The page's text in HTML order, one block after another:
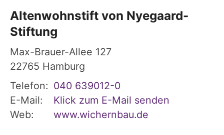
Altenwohnstift von Nyegaard-
Stiftung
Max-Brauer-Allee 127
22765 Hamburg
Telefon: 040 639012-0
E-Mail:
Klick zum E-Mail senden
Web:
www.wichernbau.de